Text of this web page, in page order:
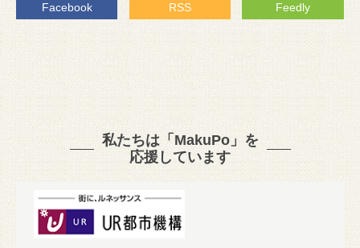
Facebook RSS Feedly
私たちは「MakuPo」を
応援しています